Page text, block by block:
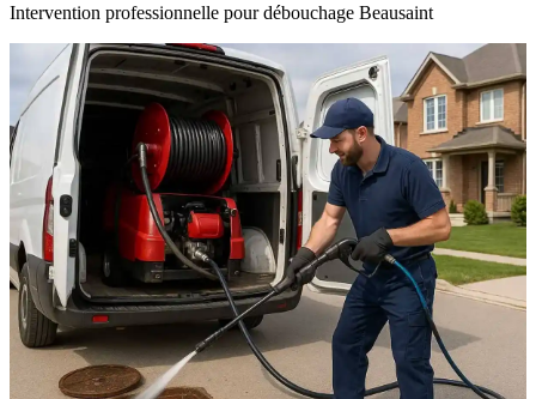
Intervention professionnelle pour débouchage Beausaint